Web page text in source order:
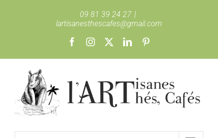
09 81 39 24 27 |
lartisanesthescafes@gmail.com
FacebookInstagram LinkedIn